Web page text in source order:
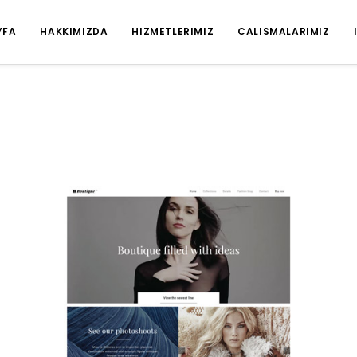
HAKKIMIZDA HIZMETLERIMIZ CALISMALARIMIZ